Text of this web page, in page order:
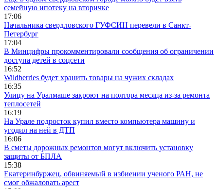
семейную ипотеку на вторичке
17:06
Начальника свердловского ГУФСИН перевели в Санкт-
Петербург
17:04
В Минцифры прокомментировали сообщения об ограничении
доступа детей в соцсети
16:52
Wildberries будет хранить товары на чужих складах
16:35
Улицу на Уралмаше закроют на полтора месяца из-за ремонта
теплосетей
16:19
На Урале подросток купил вместо компьютера машину и
угодил на ней в ДТП
16:06
В сметы дорожных ремонтов могут включить установку
защиты от БПЛА
15:38
Екатеринбуржец, обвиняемый в избиении ученого РАН, не
смог обжаловать арест